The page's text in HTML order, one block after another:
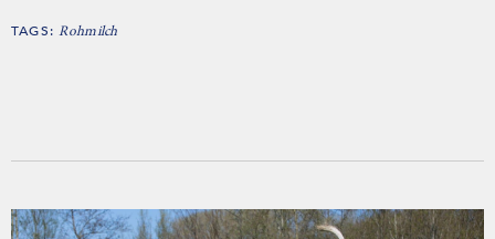
TAGS:Rohmilch